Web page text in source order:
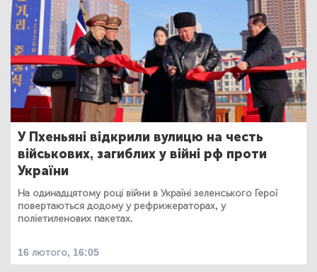
У Пхеньяні відкрили вулицю на честь
військових, загиблих у війні рф проти
України
На одинадцятому році війни в Україні зеленського Герої
повертаються додому у рефрижераторах, у
поліетиленових пакетах.
16 лютого, 16:05